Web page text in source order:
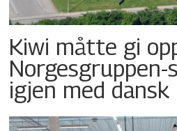
Kiwi måtte gi
Norgesgruppen-
igjen med dansk